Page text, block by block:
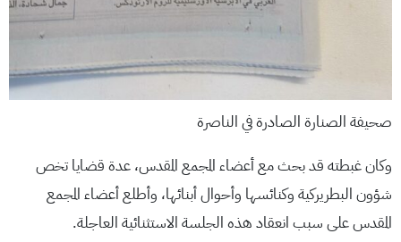
صحيفة الصنارة الصادرة في الناصرة
وكان غبطته قد بحث مع أعضاء المجمع المقدس، عدة قضايا تخص
شؤون البطريركية وكنائسها وأحوال أبنائها، وأطلع أعضاء المجمع
المقدس على سبب انعقاد هذه الجلسة الاستثنائية العاجلة.